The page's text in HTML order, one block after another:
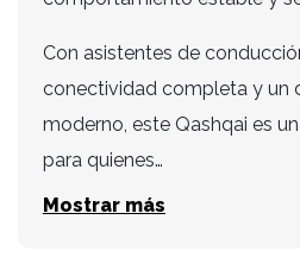
Con asistentes de
conectividad completa y un
moderno, este Qashqai es
para quienes…
Mostrar más